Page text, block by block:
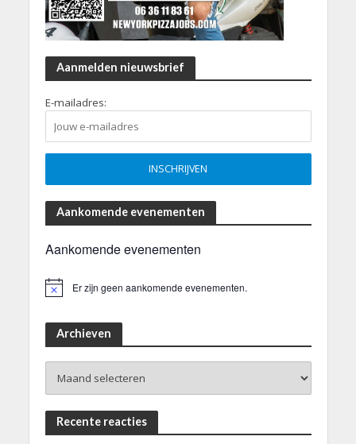
Aanmelden nieuwsbrief
E-mailadres:
Aankomende evenementen
Aankomende evenementen
Er zijn geen aankomende evenementen.
Archieven
Recente reacties